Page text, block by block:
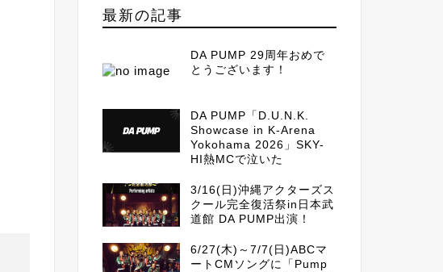
最新の記事
DA PUMP 29周年おめで
とうございます！
DA PUMP「D.U.N.K.
Showcase in K-Arena
Yokohama 2026」SKY-
HI熱MCで泣いた
3/16(日)沖縄アクターズス
クール完全復活祭in日本武
道館 DA PUMP出演！
6/27(木)～7/7(日)ABCマ
ートCMソングに「Pump